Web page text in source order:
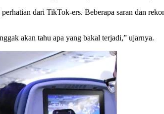
dari TikTok-ers. Beberapa saran dan
akan tahu apa yang bakal terjadi,” ujarnya.